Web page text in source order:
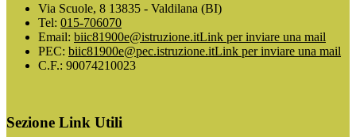
Via Scuole, 8 13835 - Valdilana (BI)
Tel: 015-706070
Email: biic81900e@istruzione.itLink per inviare una mail
PEC: biic81900e@pec.istruzione.itLink per inviare una mail
C.F.: 90074210023
Sezione Link Utili